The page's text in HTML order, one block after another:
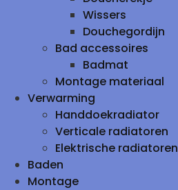
Wissers
Douchegordijn
Bad accessoires
Badmat
Montage materiaal
Verwarming
Handdoekradiator
Verticale radiatoren
Elektrische radiatoren
Baden
Montage